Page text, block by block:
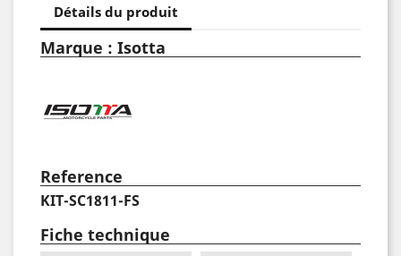
Détails du produit
Marque : Isotta
Reference
KIT-SC1811-FS
Fiche technique